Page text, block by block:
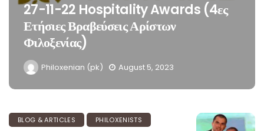
27-11-22 Hospitality Awards (4ες
Ετήσιες Βραβεύσεις Αρίστων
Φιλοξενίας)
Philoxenian (pk) August 5, 2023
BLOG & ARTICLES PHILOXENISTS